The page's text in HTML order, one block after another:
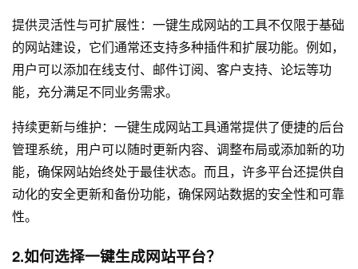
提供灵活性与可扩展性：一键生成网站的工具不仅限于基础
的网站建设，它们通常还支持多种插件和扩展功能。例如，
用户可以添加在线支付、邮件订阅、客户支持、论坛等功
能，充分满足不同业务需求。
持续更新与维护：一键生成网站工具通常提供了便捷的后台
管理系统，用户可以随时更新内容、调整布局或添加新的功
能，确保网站始终处于最佳状态。而且，许多平台还提供自
动化的安全更新和备份功能，确保网站数据的安全性和可靠
性。
2.如何选择一键生成网站平台？